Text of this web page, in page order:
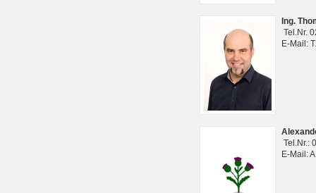
Ing.
Tel.Nr.
E-Mail:
Tel.Nr.:
E-Mail: